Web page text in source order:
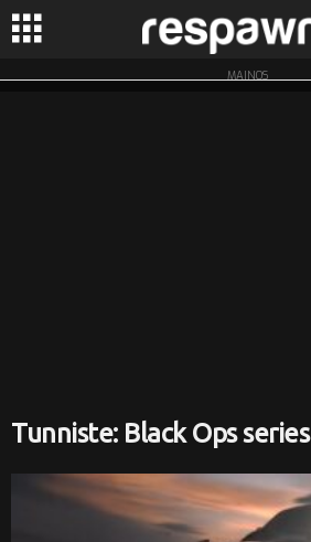
R
MAINOS
Tunniste: Black Ops series